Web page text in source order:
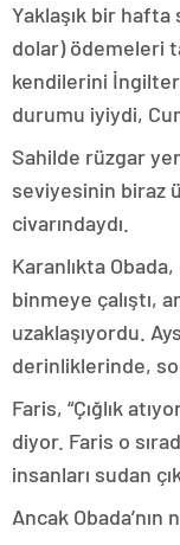
Yaklaşık bir hafta
dolar) ödemeleri
kendilerini
durumu iyiydi,
Sahilde rüzgar
seviyesinin biraz
civarındaydı.
Karanlıkta
binmeye çalıştı,
uzaklaşıyordu.
derinliklerinde,
Faris, “Çığlık
diyor. Faris o
insanları sudan
Ancak